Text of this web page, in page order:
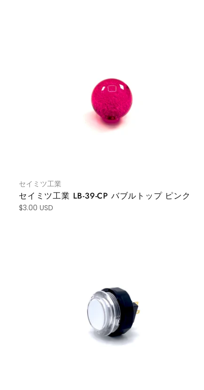
セイミツ工業
セイミツ工業 LB-39-CP バブルトップ ピンク
$3.00 USD